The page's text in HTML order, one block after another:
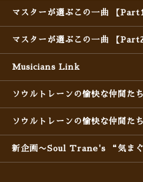
マスターが選ぶこの一曲 【Part1
マスターが選ぶこの一曲 【Part2
Musicians Link
ソウルトレーンの愉快な仲間た
ソウルトレーンの愉快な仲間た
新企画〜Soul Trane's “気まぐ